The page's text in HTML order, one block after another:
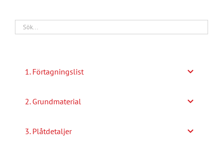
1. Förtagningslist
2. Grundmaterial
3. Plåtdetaljer